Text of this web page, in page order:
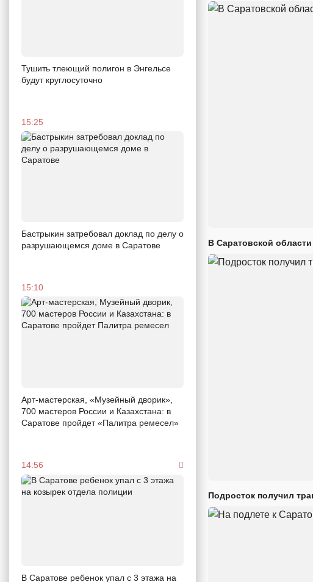
Тушить тлеющий полигон в Энгельсе
будут круглосуточно
15:25
Бастрыкин затребовал доклад по делу о
разрушающемся доме в Саратове
15:10
Арт-мастерская, «Музейный дворик»,
700 мастеров России и Казахстана: в
Саратове пройдет «Палитра ремесел»
14:56
В Саратове ребенок упал с 3 этажа на
В Саратовской
Подросток получил